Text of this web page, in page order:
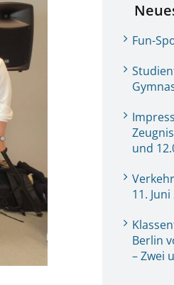
Fun-
und
11.
Berlin
– Zwei